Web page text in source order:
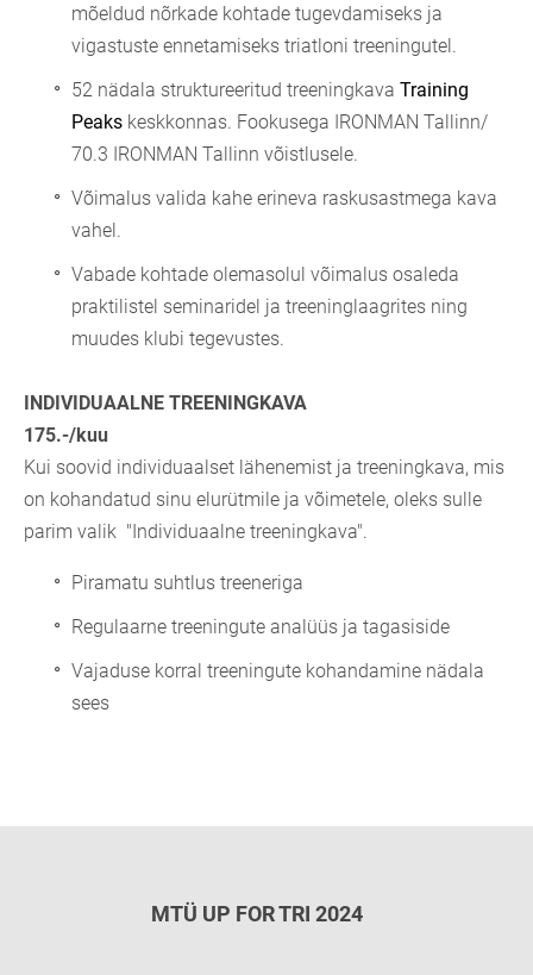
mõeldud nõrkade kohtade tugevdamiseks ja
vigastuste ennetamiseks triatloni treeningutel.
52 nädala struktureeritud treeningkava Training
Peaks keskkonnas. Fookusega IRONMAN Tallinn/
70.3 IRONMAN Tallinn võistlusele.
Võimalus valida kahe erineva raskusastmega kava
vahel.
Vabade kohtade olemasolul võimalus osaleda
praktilistel seminaridel ja treeninglaagrites ning
muudes klubi tegevustes.
INDIVIDUAALNE TREENINGKAVA
175.-/kuu
Kui soovid individuaalset lähenemist ja treeningkava, mis
on kohandatud sinu elurütmile ja võimetele, oleks sulle
parim valik "Individuaalne treeningkava".
Piramatu suhtlus treeneriga
Regulaarne treeningute analüüs ja tagasiside
Vajaduse korral treeningute kohandamine nädala
sees
MTÜ UP FOR TRI 2024